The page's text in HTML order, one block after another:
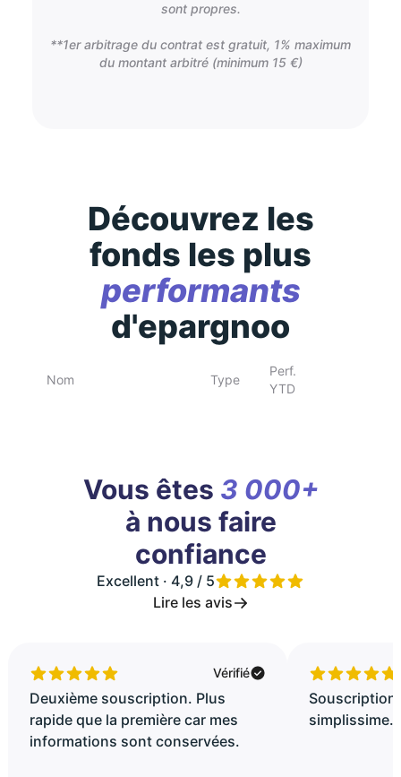
sont propres.
**1er arbitrage du contrat est gratuit, 1% maximum
du montant arbitré (minimum 15 €)
Découvrez les
fonds les plus
performants
d'epargnoo
Nom Type
Perf.
YTD
Vous êtes 3 000+
à nous faire
confiance
Excellent · 4,9 / 5
Lire les avis
Vérifié
Deuxième souscription. Plus
rapide que la première car mes
informations sont conservées.
Souscription